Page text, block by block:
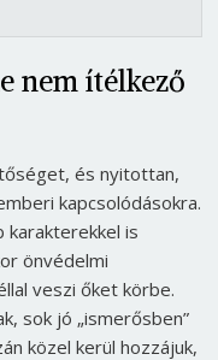
nem ítélkező
és nyitottan,
kapcsolódásokra.
karakterekkel is
önvédelmi
veszi őket körbe.
sok jó „ismerősben”
közel kerül hozzájuk,